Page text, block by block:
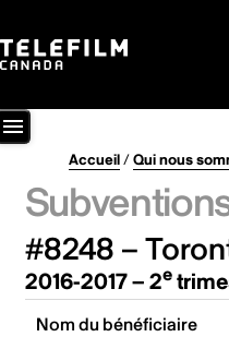
Accueil/Qui nous
#8248 –
2016-2017 – 2e
Nom du bénéficiaire